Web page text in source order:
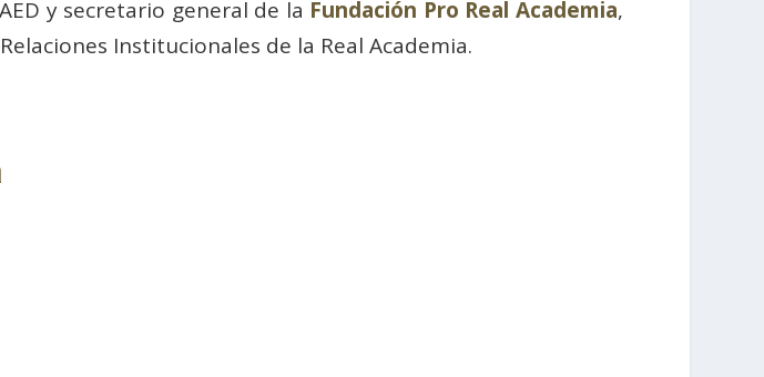
y secretario general de la Fundación Pro Real Academia,
Institucionales de la Real Academia.